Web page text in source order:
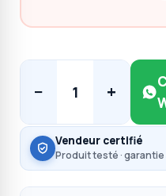
− 1 +
Vendeur certifié
Produit testé ·